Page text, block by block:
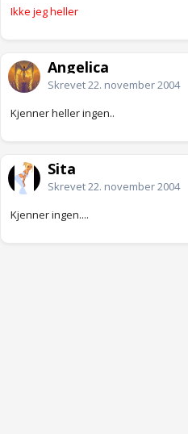
Ikke jeg heller
Angelica
Skrevet22. november 2004
Kjenner heller ingen..
Sita
Skrevet22. november 2004
Kjenner ingen....